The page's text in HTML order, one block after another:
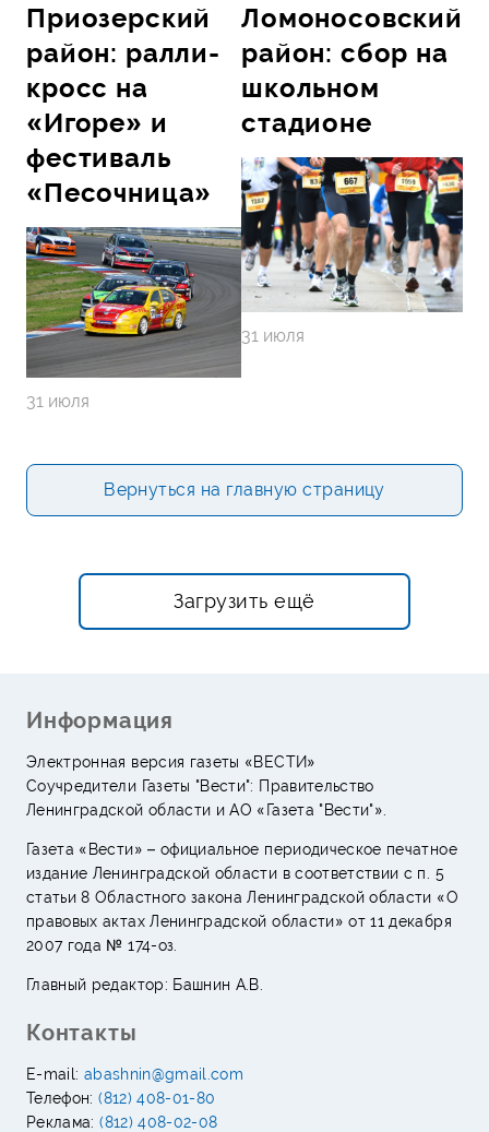
Приозерский
район: ралли-
кросс на
«Игоре» и
фестиваль
«Песочница»
31 июля
Ломоносовский
район: сбор на
школьном
стадионе
31 июля
Вернуться на главную страницу
Загрузить ещё
Информация
Электронная версия газеты «ВЕСТИ»
Соучредители Газеты "Вести": Правительство
Ленинградской области и АО «Газета "Вести"».
Газета «Вести» – официальное периодическое печатное
издание Ленинградской области в соответствии с п. 5
статьи 8 Областного закона Ленинградской области «О
правовых актах Ленинградской области» от 11 декабря
2007 года № 174-оз.
Главный редактор: Башнин А.В.
Контакты
E-mail: abashnin@gmail.com
Телефон:(812) 408-01-80
Реклама:(812) 408-02-08